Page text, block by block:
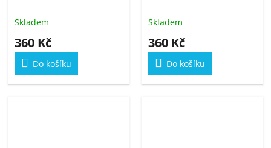
Blueberry Ice
Skladem
360 Kč
Do košíku
Strawberry Ice
Skladem
360 Kč
Do košíku